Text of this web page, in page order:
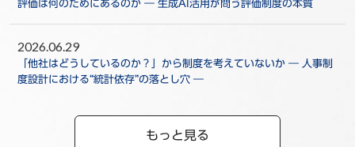
評価は何のためにあるのか ― 生成AI活用が問う評価制度の本質
2026.06.29
「他社はどうしているのか？」から制度を考えていないか ― 人事制
度設計における“統計依存”の落とし穴 ―
もっと見る